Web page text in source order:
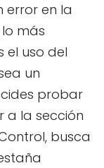
error en la
más
el uso del
un
probar
a la sección
busca